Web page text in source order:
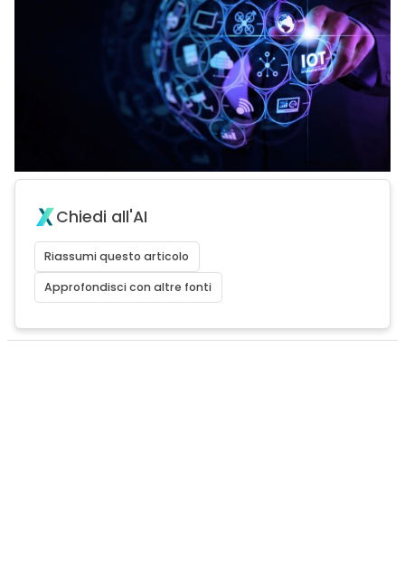
Chiedi all'AI
Riassumi questo articolo
Approfondisci con altre fonti